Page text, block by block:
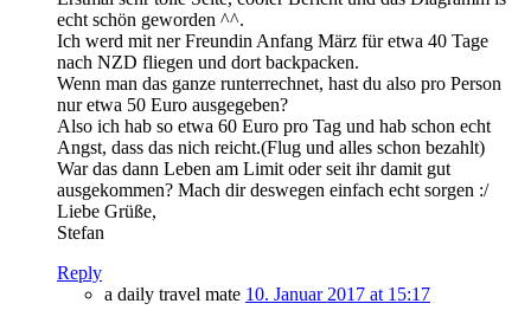
echt schön geworden ^^.
Ich werd mit ner Freundin Anfang März für etwa 40 Tage
nach NZD fliegen und dort backpacken.
Wenn man das ganze runterrechnet, hast du also pro Person
nur etwa 50 Euro ausgegeben?
Also ich hab so etwa 60 Euro pro Tag und hab schon echt
Angst, dass das nich reicht.(Flug und alles schon bezahlt)
War das dann Leben am Limit oder seit ihr damit gut
ausgekommen? Mach dir deswegen einfach echt sorgen :/
Liebe Grüße,
Stefan
Reply
a daily travel mate 10. Januar 2017 at 15:17